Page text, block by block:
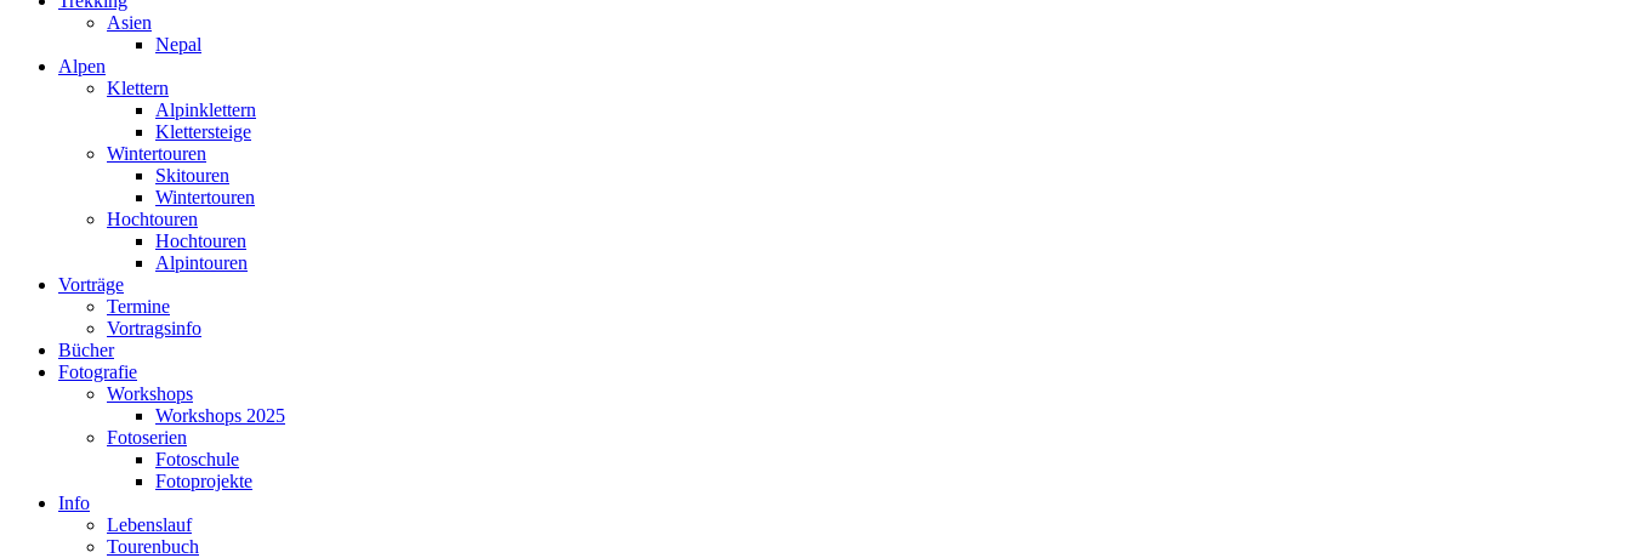
Asien
Nepal
Alpen
Klettern
Alpinklettern
Klettersteige
Wintertouren
Skitouren
Wintertouren
Hochtouren
Hochtouren
Alpintouren
Vorträge
Termine
Vortragsinfo
Bücher
Fotografie
Workshops
Workshops 2025
Fotoserien
Fotoschule
Fotoprojekte
Info
Lebenslauf
Tourenbuch